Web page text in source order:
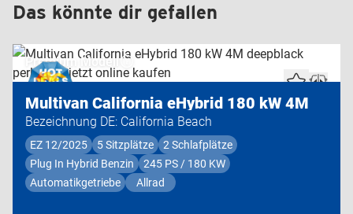
Das könnte dir gefallen
Premium Modell
Multivan California eHybrid 180 kW 4M
Bezeichnung DE: California Beach
EZ 12/2025 5 Sitzplätze
2 Schlafplätze
Plug In Hybrid Benzin
245 PS / 180 KW
Automatikgetriebe
Allrad